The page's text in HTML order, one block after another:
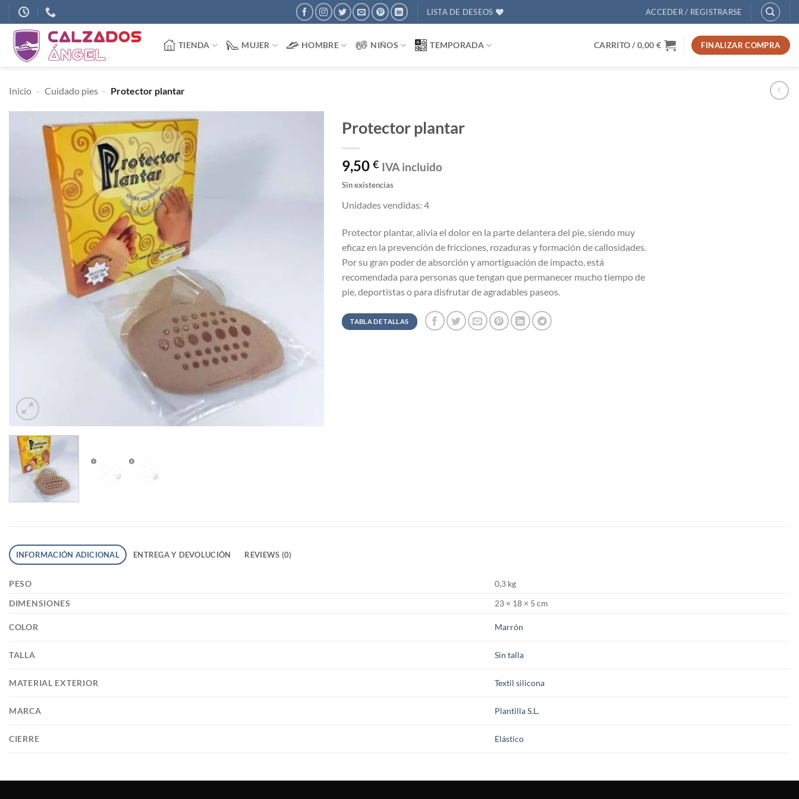
Saltar
al
contenido
LISTA DE DESEOS ACCEDER / REGISTRARSE
TIENDA MUJER HOMBRE NIÑOS TEMPORADA CARRITO /0,00 € FINALIZAR COMPRA
Inicio - Cuidado pies - Protector plantar
Protector plantar
9,50 € IVA incluido
Sin existencias
Unidades vendidas: 4
Protector plantar, alivia el dolor en la parte delantera del pie, siendo muy
eficaz en la prevención de fricciones, rozaduras y formación de callosidades.
Por su gran poder de absorción y amortiguación de impacto, está
recomendada para personas que tengan que permanecer mucho tiempo de
pie, deportistas o para disfrutar de agradables paseos.
TABLA DE TALLAS
INFORMACIÓN ADICIONAL ENTREGA Y DEVOLUCIÓN REVIEWS (0)
PESO
0,3 kg
DIMENSIONES
23 × 18 × 5 cm
COLOR Marrón
TALLA Sin talla
MATERIAL EXTERIOR Textil silicona
MARCA Plantilla S.L.
CIERRE Elástico